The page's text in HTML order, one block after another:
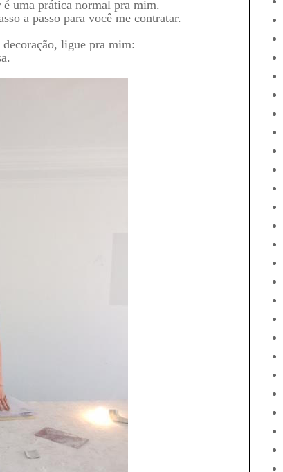
uma prática normal pra mim.
a passo para você me contratar.
decoração, ligue pra mim: